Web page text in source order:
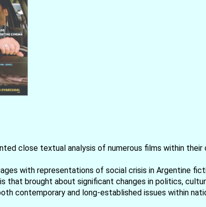
close textual analysis of numerous films within
with representations of social crisis in Argentine
that brought about significant changes in politics,
contemporary and long-established issues within